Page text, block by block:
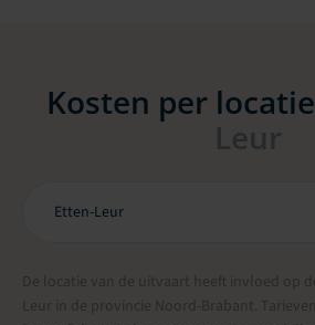
Kosten per locatie
Leur